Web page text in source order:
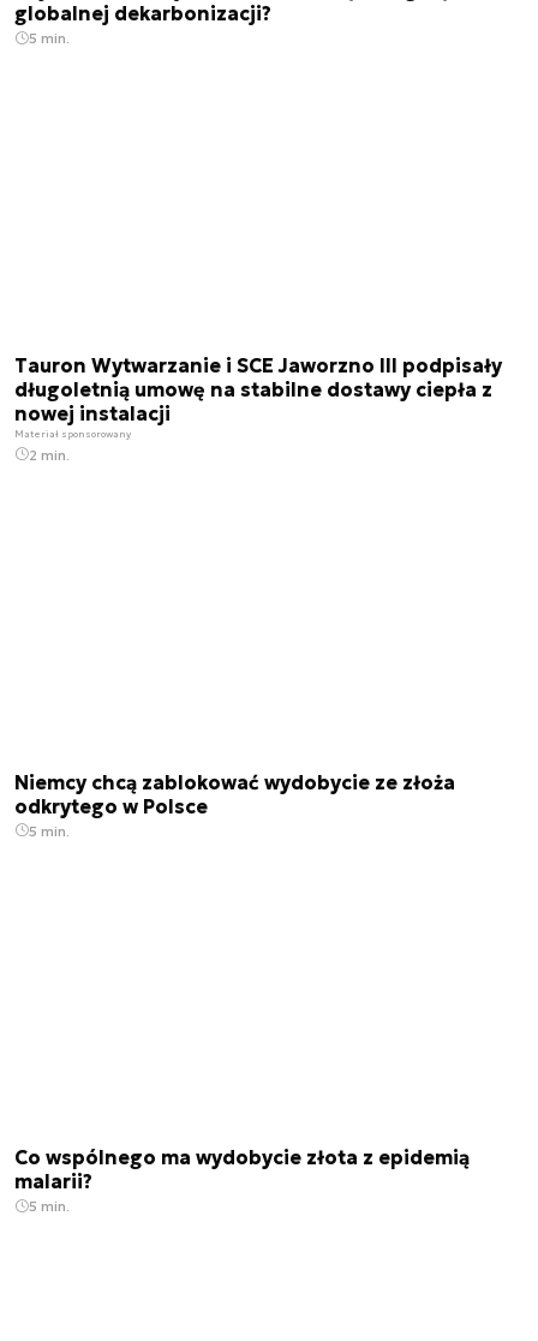
globalnej dekarbonizacji?
5 min.
Tauron Wytwarzanie i SCE Jaworzno III podpisały
długoletnią umowę na stabilne dostawy ciepła z
nowej instalacji
Materiał sponsorowany
2 min.
Niemcy chcą zablokować wydobycie ze złoża
odkrytego w Polsce
5 min.
Co wspólnego ma wydobycie złota z epidemią
malarii?
5 min.